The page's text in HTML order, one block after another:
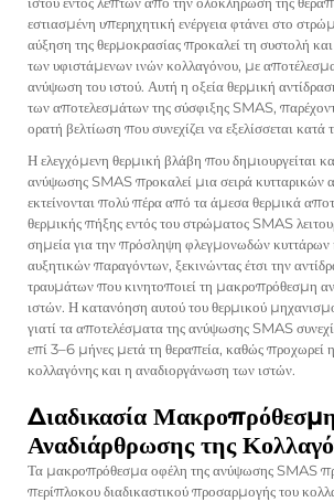
εστιασμένη υπερηχητική ενέργεια φτάνει στο
αύξηση της θερμοκρασίας προκαλεί τη συστολή
των υφιστάμενων ινών κολλαγόνου, με
ανύψωση του ιστού. Αυτή η οξεία θερμική
των αποτελεσμάτων της σύσφιξης SMAS,
ορατή βελτίωση που συνεχίζει να εξελίσσεται
Η ελεγχόμενη θερμική βλάβη που δημιουργείται
ανύψωσης SMAS προκαλεί μια σειρά κυτταρικών
εκτείνονται πολύ πέρα από τα άμεσα θερμικά
θερμικής πήξης εντός του στρώματος SMAS
σημεία για την πρόσληψη φλεγμονωδών κυττάρων
αυξητικών παραγόντων, ξεκινώντας έτσι την
τραυμάτων που κινητοποιεί τη μακροπρόθεσμη
ιστών. Η κατανόηση αυτού του θερμικού
γιατί τα αποτελέσματα της ανύψωσης SMAS
επί 3–6 μήνες μετά τη θεραπεία, καθώς προχωρεί
κολλαγόνης και η αναδιοργάνωση των ιστών.
Διαδικασία
Αναδιάρθρωσης της
Τα μακροπρόθεσμα οφέλη της ανύψωσης SMAS
περίπλοκου διαδικαστικού προσαρμογής του